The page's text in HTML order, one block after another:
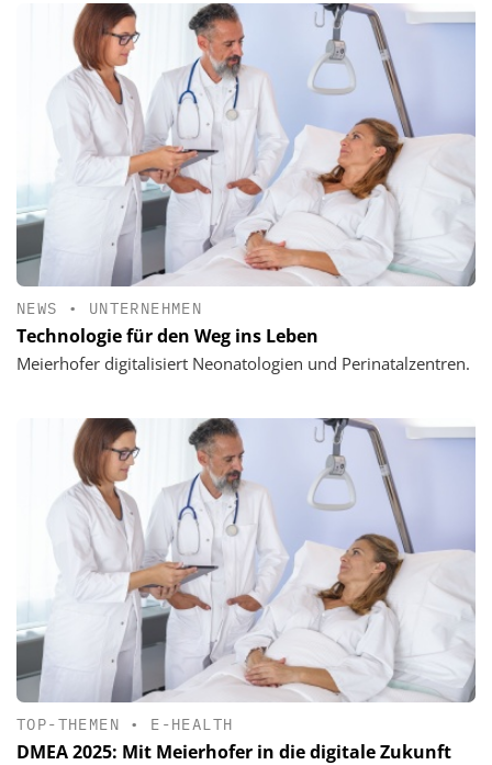
NEWS • UNTERNEHMEN
Technologie für den Weg ins Leben
Meierhofer digitalisiert Neonatologien und Perinatalzentren.
TOP-THEMEN • E-HEALTH
DMEA 2025: Mit Meierhofer in die digitale Zukunft